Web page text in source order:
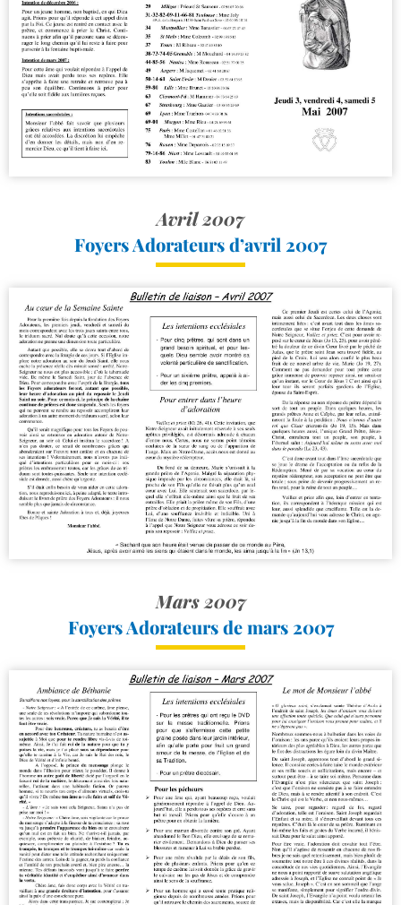
Avril 2007
Foyers Adorateurs d’avril 2007
Mars 2007
Foyers Adorateurs de mars 2007